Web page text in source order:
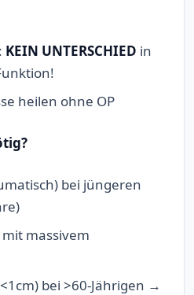
KEIN UNTERSCHIED in
heilen ohne OP
bei jüngeren
massivem
bei >60-Jährigen →